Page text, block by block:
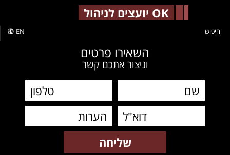
OK יועצים לניהול
EN חיפוש
השאירו פרטים
וניצור אתכם קשר